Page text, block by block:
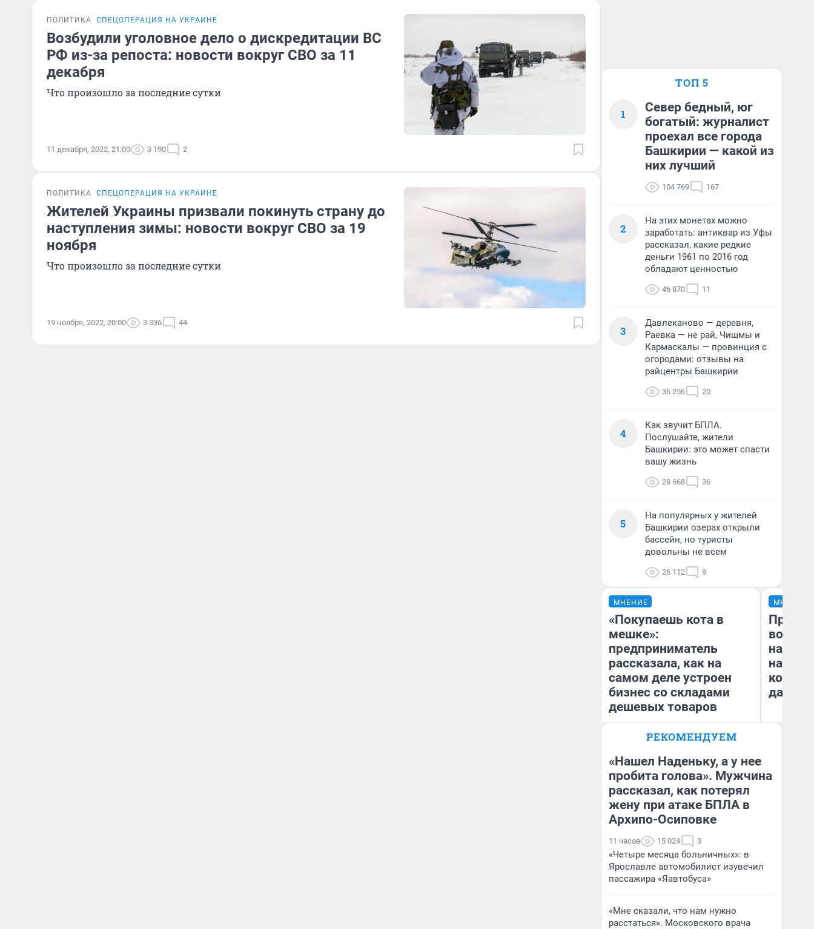
ПОЛИТИКА СПЕЦОПЕРАЦИЯ НА УКРАИНЕ
Возбудили уголовное дело о дискредитации ВС
РФ из-за репоста: новости вокруг СВО за 11
декабря
Что произошло за последние сутки
11 декабря, 2022, 21:00 3 190 2
ПОЛИТИКА СПЕЦОПЕРАЦИЯ НА УКРАИНЕ
Жителей Украины призвали покинуть страну до
наступления зимы: новости вокруг СВО за 19
ноября
Что произошло за последние сутки
19 ноября, 2022, 20:00 3 336 44
ТОП 5
1
Север бедный, юг
богатый: журналист
проехал все города
Башкирии — какой из
них лучший
104 769 167
2
На этих монетах можно
заработать: антиквар из Уфы
рассказал, какие редкие
деньги 1961 по 2016 год
обладают ценностью
46 870 11
3
Давлеканово — деревня,
Раевка — не рай, Чишмы и
Кармаскалы — провинция с
огородами: отзывы на
райцентры Башкирии
36 256 20
4
Как звучит БПЛА.
Послушайте, жители
Башкирии: это может спасти
вашу жизнь
28 668 36
5
На популярных у жителей
Башкирии озерах открыли
бассейн, но туристы
довольны не всем
26 112 9
МНЕНИЕ
«Покупаешь кота в
мешке»:
предприниматель
рассказала, как на
самом деле устроен
бизнес со складами
дешевых товаров
Наталья Шорохова
деньги соцразвития
МНЕНИЕ
нам
даже
РЕКОМЕНДУЕМ
«Нашел Наденьку, а у нее
пробита голова». Мужчина
рассказал, как потерял
жену при атаке БПЛА в
Архипо-Осиповке
11 часов 15 024 3
«Четыре месяца больничных»: в
Ярославле автомобилист изувечил
пассажира «Яавтобуса»
«Мне сказали, что нам нужно
расстаться». Московского врача